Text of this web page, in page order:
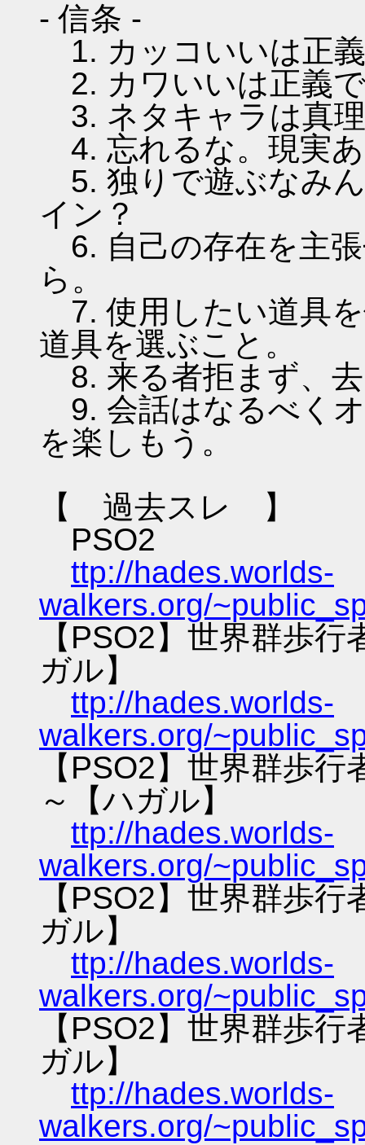
- 信条 -
1. カッコいいは正
2. カワいいは正義
3. ネタキャラは真
4. 忘れるな。現実
5. 独りで遊ぶなみ
イン？
6. 自己の存在を主
ら。
7. 使用したい道具
道具を選ぶこと。
8. 来る者拒まず、
9. 会話はなるべく
を楽しもう。
【 過去スレ 】
PSO2
ttp://hades.worlds-
walkers.org/
【PSO2】世界群歩
ガル】
ttp://hades.worlds-
walkers.org/
【PSO2】世界群歩
～【ハガル】
ttp://hades.worlds-
walkers.org/
【PSO2】世界群歩
ガル】
ttp://hades.worlds-
walkers.org/
【PSO2】世界群歩
ガル】
ttp://hades.worlds-
walkers.org/